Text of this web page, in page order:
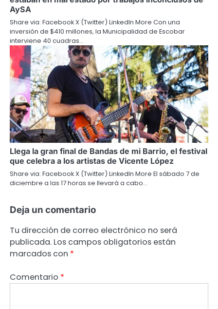
AySA
Share via: Facebook X (Twitter) LinkedIn More Con una
inversión de $410 millones, la Municipalidad de Escobar
interviene 40 cuadras…
Llega la gran final de Bandas de mi Barrio, el festival
que celebra a los artistas de Vicente López
Share via: Facebook X (Twitter) LinkedIn More El sábado 7 de
diciembre a las 17 horas se llevará a cabo…
Deja un comentario
Tu dirección de correo electrónico no será
publicada. Los campos obligatorios están
marcados con *
Comentario *